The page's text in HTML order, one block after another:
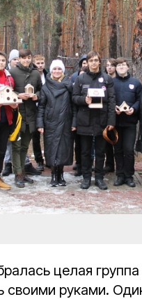
целая
своими руками.